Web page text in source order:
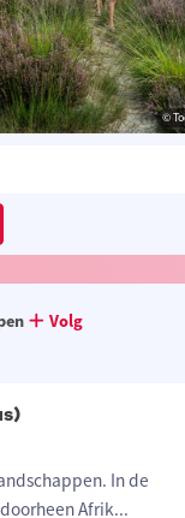
©
Volg
In de
Afrik...